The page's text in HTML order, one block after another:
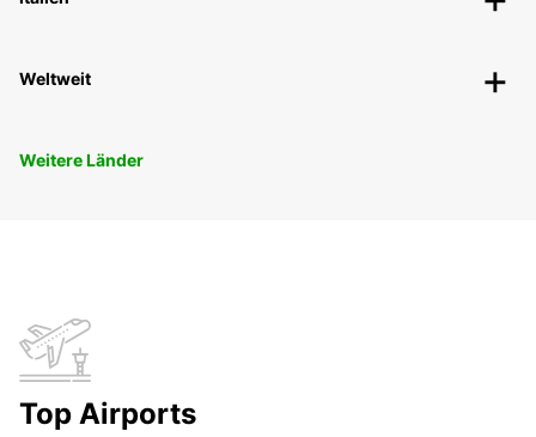
Weltweit
Weitere Länder
Top Airports